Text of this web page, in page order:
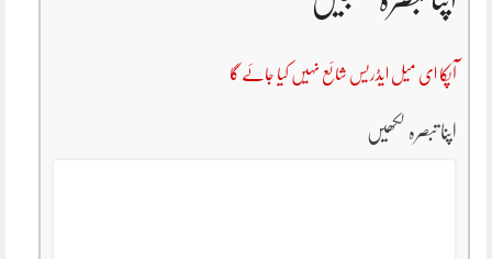
آپکا ای میل ایڈریس شائع نہیں کیا جائے گا
اپنا تبصرہ لکھیں